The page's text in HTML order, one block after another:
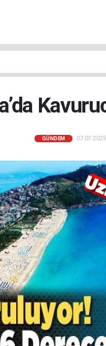
GÜNDEM